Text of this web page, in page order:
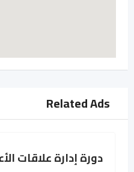
Related Ads
دورة إدارة علاقات